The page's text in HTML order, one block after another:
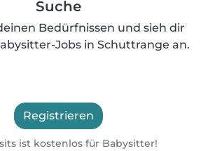
Suche
Bedürfnissen und sieh dir
Jobs in Schuttrange an.
Registrieren
ist kostenlos für Babysitter!